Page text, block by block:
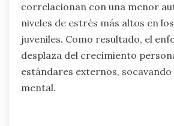
correlacionan con una menor
niveles de estrés más altos en
juveniles. Como resultado, el
desplaza del crecimiento
estándares externos,
mental.